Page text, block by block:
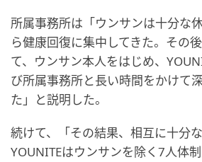
所属事務所は「ウンサンは十分な
ら健康回復に集中してきた。その
て、ウンサン本人をはじめ、
び所属事務所と長い時間をかけて
た」と説明した。
続けて、「その結果、相互に十分
YOUNITEはウンサンを除く7人体